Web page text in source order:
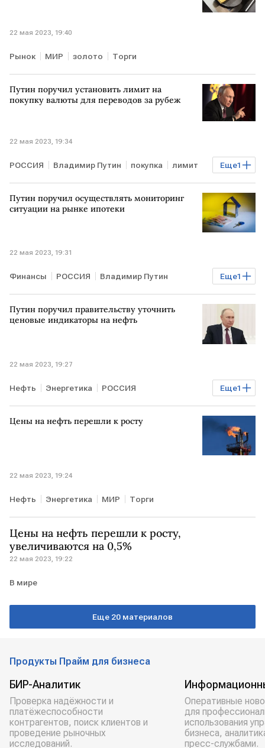
22 мая 2023, 19:40
Рынок МИР золото Торги
Путин поручил установить лимит на
покупку валюты для переводов за рубеж
22 мая 2023, 19:34
Еще1
РОССИЯ Владимир Путин покупка лимит
Курсы валют
Путин поручил осуществлять мониторинг
ситуации на рынке ипотеки
22 мая 2023, 19:31
Еще1
Финансы РОССИЯ Владимир Путин
ипотека кредит
Путин поручил правительству уточнить
ценовые индикаторы на нефть
22 мая 2023, 19:27
Еще1
Нефть Энергетика РОССИЯ
Владимир Путин
Цены на нефть перешли к росту
22 мая 2023, 19:24
Нефть Энергетика МИР Торги
Цены на нефть перешли к росту,
увеличиваются на 0,5%
22 мая 2023, 19:22
В мире
Еще 20 материалов
Продукты Прайм для бизнеса
БИР-Аналитик
Проверка надёжности и
платёжеспособности
контрагентов, поиск клиентов и
проведение рыночных
исследований.
Оперативные
для
использования
бизнеса,
пресс-службами.